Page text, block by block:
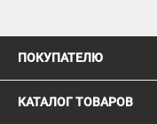
ПОКУПАТЕЛЮ
КАТАЛОГ ТОВАРОВ